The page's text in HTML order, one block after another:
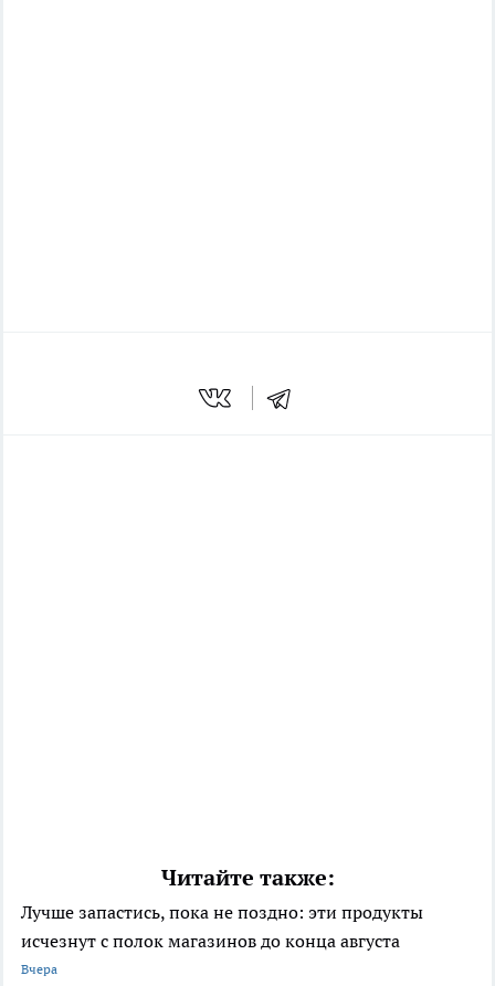
Читайте также:
Лучше запастись, пока не поздно: эти продукты
исчезнут с полок магазинов до конца августа
Вчера